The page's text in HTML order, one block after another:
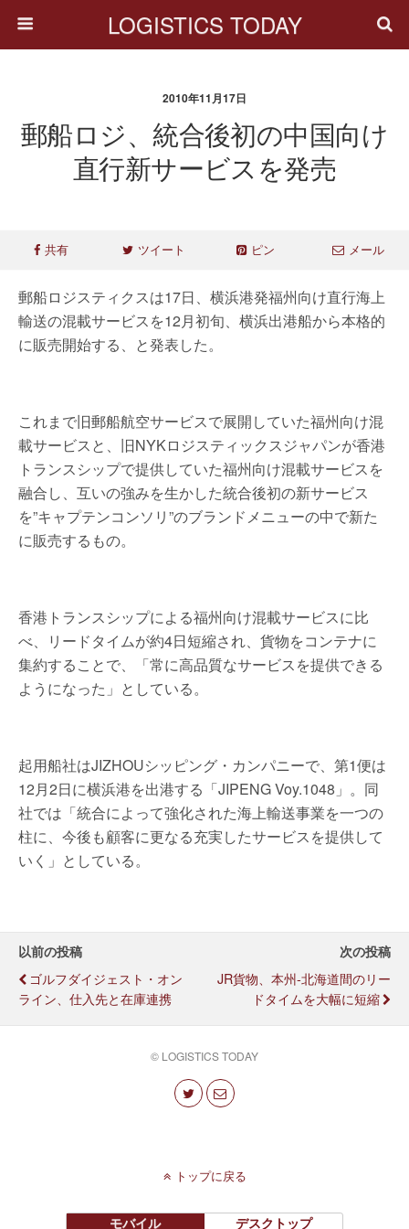
LOGISTICS TODAY
2010年11月17日
郵船ロジ、統合後初の中国向け
直行新サービスを発売
共有 ツイート ピン メール
郵船ロジスティクスは17日、横浜港発福州向け直行海上
輸送の混載サービスを12月初旬、横浜出港船から本格的
に販売開始する、と発表した。
これまで旧郵船航空サービスで展開していた福州向け混
載サービスと、旧NYKロジスティックスジャパンが香港
トランスシップで提供していた福州向け混載サービスを
融合し、互いの強みを生かした統合後初の新サービス
を”キャプテンコンソリ”のブランドメニューの中で新た
に販売するもの。
香港トランスシップによる福州向け混載サービスに比
べ、リードタイムが約4日短縮され、貨物をコンテナに
集約することで、「常に高品質なサービスを提供できる
ようになった」としている。
起用船社はJIZHOUシッピング・カンパニーで、第1便は
12月2日に横浜港を出港する「JIPENG Voy.1048」。同
社では「統合によって強化された海上輸送事業を一つの
柱に、今後も顧客に更なる充実したサービスを提供して
いく」としている。
以前の投稿
ゴルフダイジェスト・オン
ライン、仕入先と在庫連携
次の投稿
JR貨物、本州-北海道間のリー
ドタイムを大幅に短縮
© LOGISTICS TODAY
トップに戻る
モバイル デスクトップ